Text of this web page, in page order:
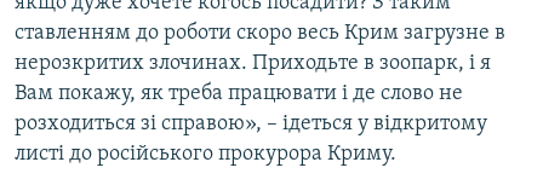
ставленням до роботи скоро весь Крим загрузне в
нерозкритих злочинах. Приходьте в зоопарк, і я
Вам покажу, як треба працювати і де слово не
розходиться зі справою», – ідеться у відкритому
листі до російського прокурора Криму.